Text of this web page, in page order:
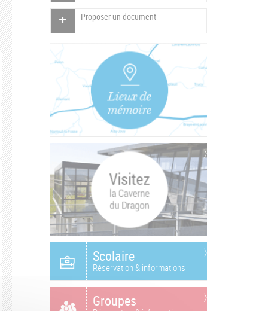
Vertical
Tabs
Proposer un document
Scolaire
Réservation & informations
Groupes